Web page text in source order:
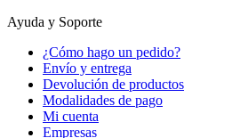
Ayuda y Soporte
¿Cómo hago un pedido?
Envío y entrega
Devolución de productos
Modalidades de pago
Mi cuenta
Empresas